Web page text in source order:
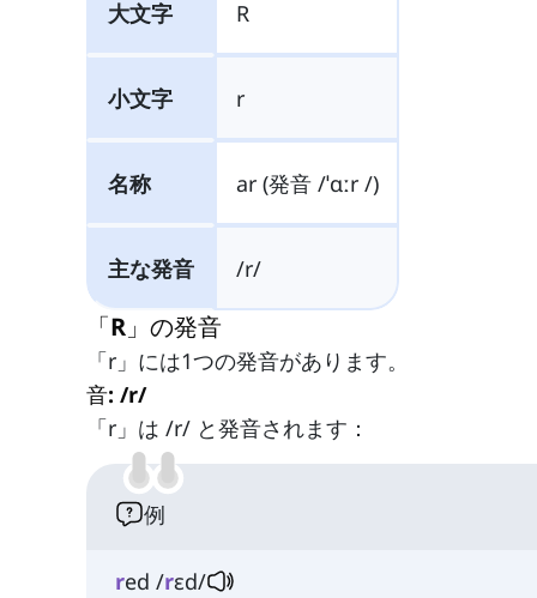
大文字 R
小文字 r
名称 ar (発音 /ˈɑːr /)
主な発音 /r/
「R」の発音
「r」には1つの発音があります。
音: /r/
「r」は /r/ と発音されます：
例
red /rɛd/